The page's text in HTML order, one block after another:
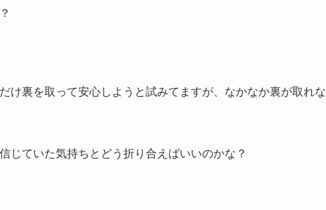
け裏を取って安心しようと試みてますが、なかなか裏が取れな
じていた気持ちとどう折り合えばいいのかな？